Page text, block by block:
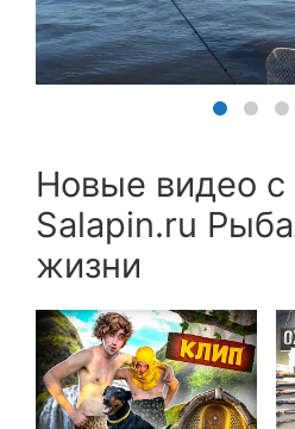
Новые видео с
Salapin.ru
жизни